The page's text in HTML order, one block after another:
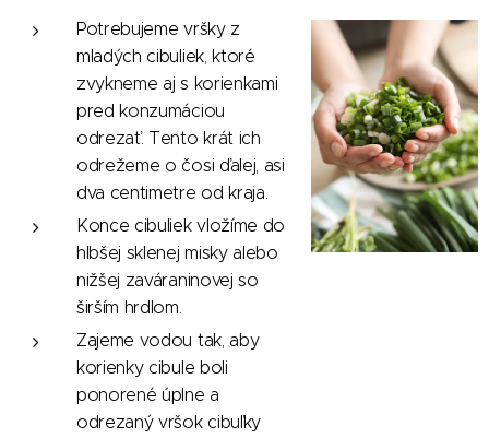
Potrebujeme vršky z
mladých cibuliek, ktoré
zvykneme aj s korienkami
pred konzumáciou
odrezať. Tento krát ich
odrežeme o čosi ďalej, asi
dva centimetre od kraja.
Konce cibuliek vložíme do
hlbšej sklenej misky alebo
nižšej zaváraninovej so
širším hrdlom.
Zajeme vodou tak, aby
korienky cibule boli
ponorené úplne a
odrezaný vršok cibuľky